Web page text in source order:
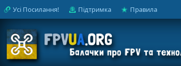
Усі Посилання! Підтримка Правила